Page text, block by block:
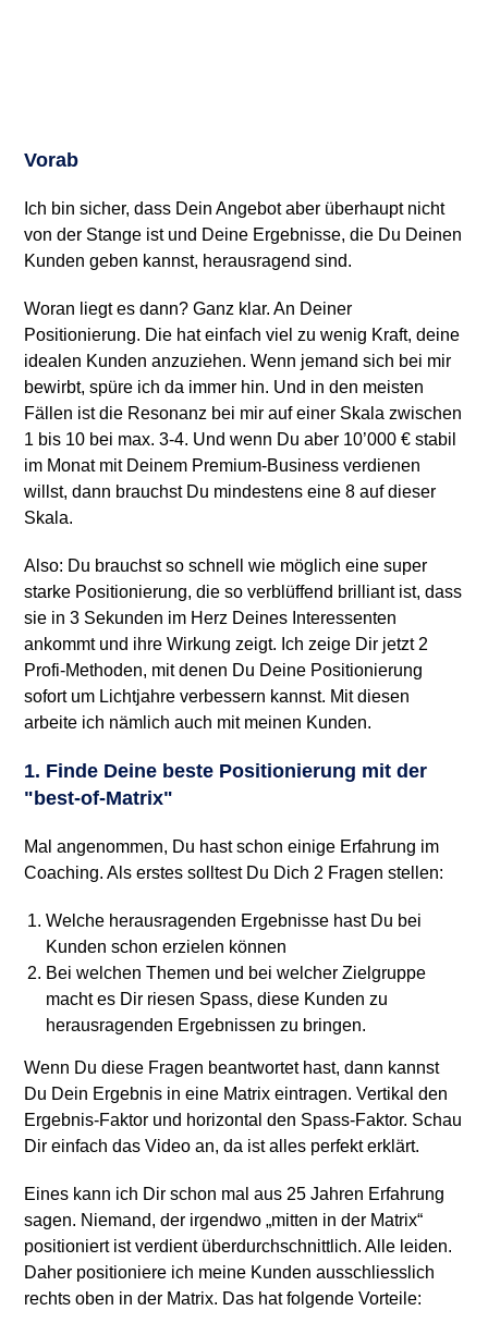
Vorab
Ich bin sicher, dass Dein Angebot aber überhaupt nicht
von der Stange ist und Deine Ergebnisse, die Du Deinen
Kunden geben kannst, herausragend sind.
Woran liegt es dann? Ganz klar. An Deiner
Positionierung. Die hat einfach viel zu wenig Kraft, deine
idealen Kunden anzuziehen. Wenn jemand sich bei mir
bewirbt, spüre ich da immer hin. Und in den meisten
Fällen ist die Resonanz bei mir auf einer Skala zwischen
1 bis 10 bei max. 3-4. Und wenn Du aber 10’000 € stabil
im Monat mit Deinem Premium-Business verdienen
willst, dann brauchst Du mindestens eine 8 auf dieser
Skala.
Also: Du brauchst so schnell wie möglich eine super
starke Positionierung, die so verblüffend brilliant ist, dass
sie in 3 Sekunden im Herz Deines Interessenten
ankommt und ihre Wirkung zeigt. Ich zeige Dir jetzt 2
Profi-Methoden, mit denen Du Deine Positionierung
sofort um Lichtjahre verbessern kannst. Mit diesen
arbeite ich nämlich auch mit meinen Kunden.
1. Finde Deine beste Positionierung mit der
"best-of-Matrix"
Mal angenommen, Du hast schon einige Erfahrung im
Coaching. Als erstes solltest Du Dich 2 Fragen stellen:
Welche herausragenden Ergebnisse hast Du bei
Kunden schon erzielen können
Bei welchen Themen und bei welcher Zielgruppe
macht es Dir riesen Spass, diese Kunden zu
herausragenden Ergebnissen zu bringen.
Wenn Du diese Fragen beantwortet hast, dann kannst
Du Dein Ergebnis in eine Matrix eintragen. Vertikal den
Ergebnis-Faktor und horizontal den Spass-Faktor. Schau
Dir einfach das Video an, da ist alles perfekt erklärt.
Eines kann ich Dir schon mal aus 25 Jahren Erfahrung
sagen. Niemand, der irgendwo „mitten in der Matrix“
positioniert ist verdient überdurchschnittlich. Alle leiden.
Daher positioniere ich meine Kunden ausschliesslich
rechts oben in der Matrix. Das hat folgende Vorteile: